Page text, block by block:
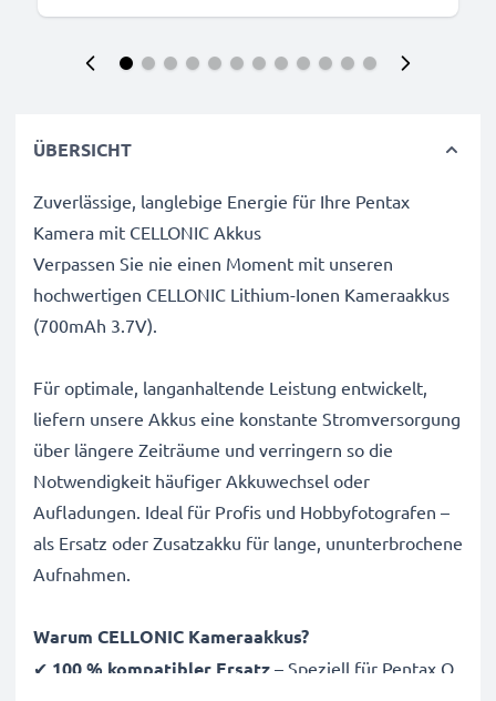
ÜBERSICHT
Zuverlässige, langlebige Energie für Ihre Pentax
Kamera mit CELLONIC Akkus
Verpassen Sie nie einen Moment mit unseren
hochwertigen CELLONIC Lithium-Ionen Kameraakkus
(700mAh 3.7V).
Für optimale, langanhaltende Leistung entwickelt,
liefern unsere Akkus eine konstante Stromversorgung
über längere Zeiträume und verringern so die
Notwendigkeit häufiger Akkuwechsel oder
Aufladungen. Ideal für Profis und Hobbyfotografen –
als Ersatz oder Zusatzakku für lange, ununterbrochene
Aufnahmen.
Warum CELLONIC Kameraakkus?
✔ 100 % kompatibler Ersatz – Speziell für Pentax Q,